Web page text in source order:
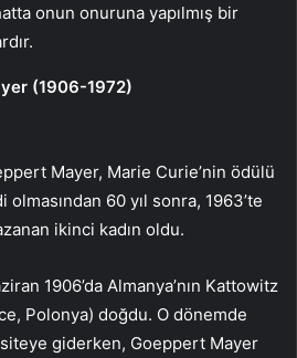
onun onuruna yapılmış bir
(1906-1972)
Mayer, Marie Curie’nin ödülü
olmasından 60 yıl sonra, 1963’te
ikinci kadın oldu.
1906’da Almanya’nın Kattowitz
Polonya) doğdu. O dönemde
giderken, Goeppert Mayer